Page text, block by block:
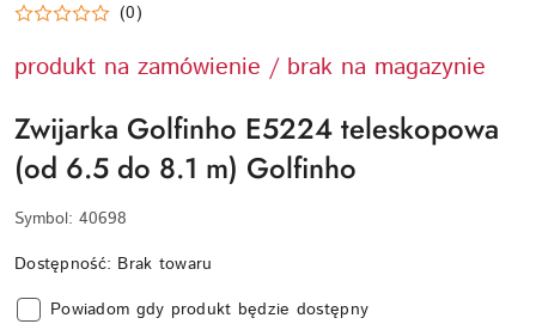
(0)
produkt na zamówienie / brak na magazynie
Zwijarka Golfinho E5224 teleskopowa
(od 6.5 do 8.1 m) Golfinho
Symbol: 40698
Dostępność: Brak towaru
Powiadom gdy produkt będzie dostępny